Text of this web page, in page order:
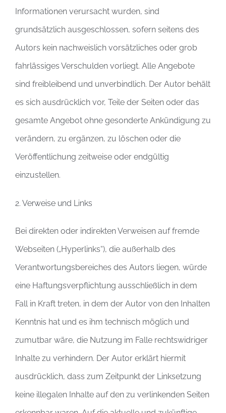
Informationen verursacht wurden, sind
grundsätzlich ausgeschlossen, sofern seitens des
Autors kein nachweislich vorsätzliches oder grob
fahrlässiges Verschulden vorliegt. Alle Angebote
sind freibleibend und unverbindlich. Der Autor behält
es sich ausdrücklich vor, Teile der Seiten oder das
gesamte Angebot ohne gesonderte Ankündigung zu
verändern, zu ergänzen, zu löschen oder die
Veröffentlichung zeitweise oder endgültig
einzustellen.
2. Verweise und Links
Bei direkten oder indirekten Verweisen auf fremde
Webseiten („Hyperlinks“), die außerhalb des
Verantwortungsbereiches des Autors liegen, würde
eine Haftungsverpflichtung ausschließlich in dem
Fall in Kraft treten, in dem der Autor von den Inhalten
Kenntnis hat und es ihm technisch möglich und
zumutbar wäre, die Nutzung im Falle rechtswidriger
Inhalte zu verhindern. Der Autor erklärt hiermit
ausdrücklich, dass zum Zeitpunkt der Linksetzung
keine illegalen Inhalte auf den zu verlinkenden Seiten